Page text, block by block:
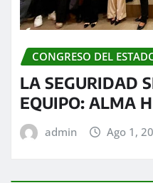
CONGRESO DEL
LA SEGURIDAD
EQUIPO: ALMA
admin Ago 1,